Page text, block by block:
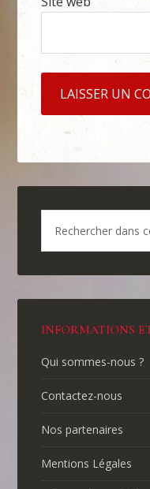
INFORMATIONS
Qui sommes-nous ?
Contactez-nous
Nos partenaires
Mentions Légales